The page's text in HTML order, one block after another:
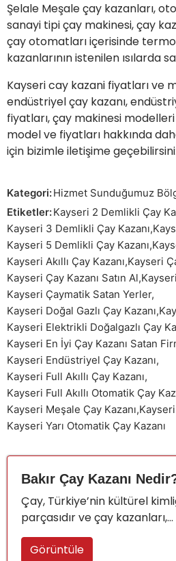
Şelale Meşale çay kazanları,
sanayi tipi çay makinesi, çay
çay otomatları içerisinde
kazanlarının istenilen ısılarda
Kayseri cay kazani fiyatları ve
endüstriyel çay kazanı,
fiyatları, çay makinesi
model ve fiyatları hakkında
için bizimle iletişime
Kategori:Hizmet Sunduğumuz
Etiketler:Kayseri 2 Demlikli Çay
Kayseri 3 Demlikli Çay Kazanı,
Kayseri 5 Demlikli Çay Kazanı,
Kayseri Akıllı Çay Kazanı,Kayseri
Kayseri Çay Kazanı Satın Al,
Kayseri Çaymatik Satan Yerler,
Kayseri Doğal Gazlı Çay Kazanı,
Kayseri Elektrikli Doğalgazlı Çay
Kayseri En İyi Çay Kazanı Satan
Kayseri Endüstriyel Çay Kazanı,
Kayseri Full Akıllı Çay Kazanı,
Kayseri Full Akıllı Otomatik Çay
Kayseri Meşale Çay Kazanı,
Kayseri Yarı Otomatik Çay Kazanı
Bakır Çay Kazanı
Çay, Türkiye’nin kültürel
parçasıdır ve çay kazanları,...
Görüntüle